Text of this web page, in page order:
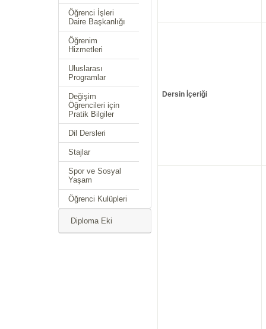
Öğrenci İşleri
Daire Başkanlığı
Öğrenim
Hizmetleri
Uluslarası
Programlar
Değişim
Öğrencileri için
Pratik Bilgiler
Dil Dersleri
Stajlar
Spor ve Sosyal
Yaşam
Öğrenci Kulüpleri
Diploma Eki
Dersin İçeriği